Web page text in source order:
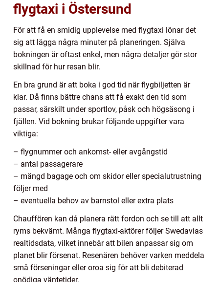
flygtaxi i Östersund
För att få en smidig upplevelse med flygtaxi lönar det
sig att lägga några minuter på planeringen. Själva
bokningen är oftast enkel, men några detaljer gör stor
skillnad för hur resan blir.
En bra grund är att boka i god tid när flygbiljetten är
klar. Då finns bättre chans att få exakt den tid som
passar, särskilt under sportlov, påsk och högsäsong i
fjällen. Vid bokning brukar följande uppgifter vara
viktiga:
– flygnummer och ankomst- eller avgångstid
– antal passagerare
– mängd bagage och om skidor eller specialutrustning
följer med
– eventuella behov av barnstol eller extra plats
Chauffören kan då planera rätt fordon och se till att allt
ryms bekvämt. Många flygtaxi-aktörer följer Swedavias
realtidsdata, vilket innebär att bilen anpassar sig om
planet blir försenat. Resenären behöver varken meddela
små förseningar eller oroa sig för att bli debiterad
onödiga väntetider.